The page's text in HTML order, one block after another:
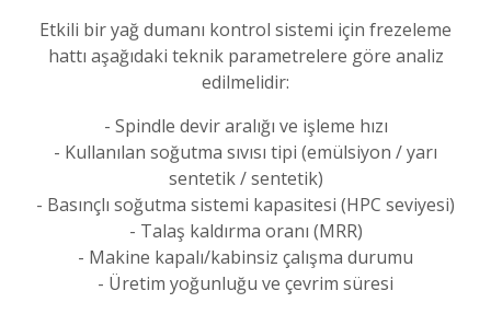
Etkili bir yağ dumanı kontrol sistemi için frezeleme
hattı aşağıdaki teknik parametrelere göre analiz
edilmelidir:
- Spindle devir aralığı ve işleme hızı
- Kullanılan soğutma sıvısı tipi (emülsiyon / yarı
sentetik / sentetik)
- Basınçlı soğutma sistemi kapasitesi (HPC seviyesi)
- Talaş kaldırma oranı (MRR)
- Makine kapalı/kabinsiz çalışma durumu
- Üretim yoğunluğu ve çevrim süresi